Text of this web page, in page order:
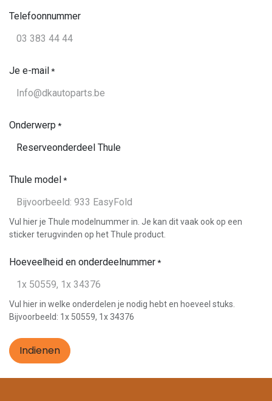
Telefoonnummer
Je e-mail*
Onderwerp *
Thule model*
Vul hier je Thule modelnummer in. Je kan dit vaak ook op een
sticker terugvinden op het Thule product.
Hoeveelheid en onderdeelnummer*
Vul hier in welke onderdelen je nodig hebt en hoeveel stuks.
Bijvoorbeeld: 1x 50559, 1x 34376
Indienen